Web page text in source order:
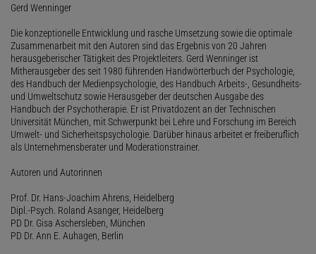
Gerd Wenninger
Die konzeptionelle Entwicklung und rasche Umsetzung sowie die optimale
Zusammenarbeit mit den Autoren sind das Ergebnis von 20 Jahren
herausgeberischer Tätigkeit des Projektleiters. Gerd Wenninger ist
Mitherausgeber des seit 1980 führenden Handwörterbuch der Psychologie,
des Handbuch der Medienpsychologie, des Handbuch Arbeits-, Gesundheits-
und Umweltschutz sowie Herausgeber der deutschen Ausgabe des
Handbuch der Psychotherapie. Er ist Privatdozent an der Technischen
Universität München, mit Schwerpunkt bei Lehre und Forschung im Bereich
Umwelt- und Sicherheitspsychologie. Darüber hinaus arbeitet er freiberuflich
als Unternehmensberater und Moderationstrainer.
Autoren und Autorinnen
Prof. Dr. Hans-Joachim Ahrens, Heidelberg
Dipl.-Psych. Roland Asanger, Heidelberg
PD Dr. Gisa Aschersleben, München
PD Dr. Ann E. Auhagen, Berlin